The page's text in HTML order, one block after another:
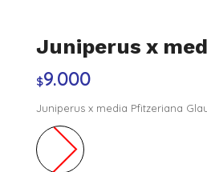
Juniperus x
$9.000
Juniperus x media Pfitzeriana